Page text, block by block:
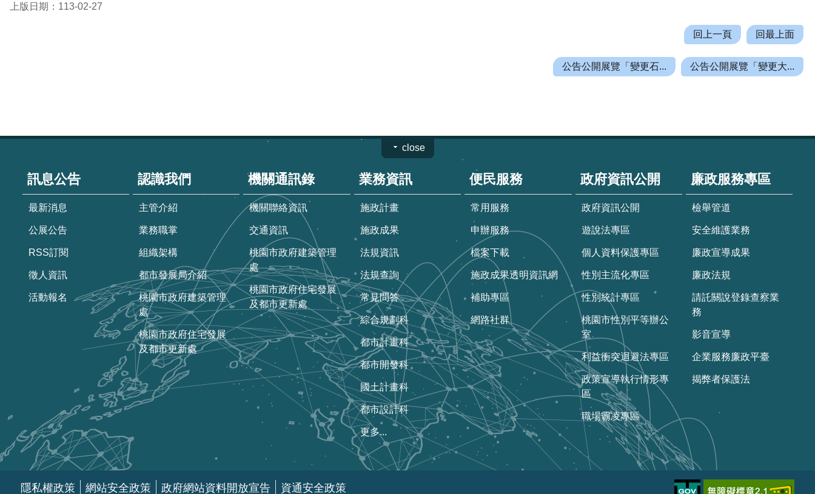
上版日期：113-02-27
回上一頁 回最上面
公告公開展覽「變更石... 公告公開展覽「變更大...
close
訊息公告
最新消息
公展公告
RSS訂閱
徵人資訊
活動報名
認識我們
主管介紹
業務職掌
組織架構
都市發展局介紹
桃園市政府建築管理
處
桃園市政府住宅發展
及都市更新處
機關通訊錄
機關聯絡資訊
交通資訊
桃園市政府建築管理
處
桃園市政府住宅發展
及都市更新處
業務資訊
施政計畫
施政成果
法規資訊
法規查詢
常見問答
綜合規劃科
都市計畫科
都市開發科
國土計畫科
都市設計科
更多...
便民服務
常用服務
申辦服務
檔案下載
施政成果透明資訊網
補助專區
網路社群
政府資訊公開
政府資訊公開
遊說法專區
個人資料保護專區
性別主流化專區
性別統計專區
桃園市性別平等辦公
室
利益衝突迴避法專區
政策宣導執行情形專
區
職場霸凌專區
廉政服務專區
檢舉管道
安全維護業務
廉政宣導成果
廉政法規
請託關說登錄查察業
務
影音宣導
企業服務廉政平臺
揭弊者保護法
隱私權政策 網站安全政策 政府網站資料開放宣告 資通安全政策